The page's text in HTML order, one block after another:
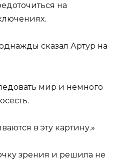
на
сказал Артур на
мир и немного
в эту картину.»
зрения и решила не